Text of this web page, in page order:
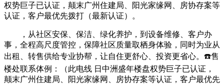
权势巨子已认证，颠末广州住建局、阳光家缘网、房协存案等
认证，客户最优先拨打（最新认证）。
，从社区安保、保洁、绿化养护，到设备维修、客户办
事，全程高尺度管控，保障社区质量取栖身体验，同时为业从
出租、转售供给专业协帮，让自住更舒心、投资更省心。☎️售
楼处联系体例：（此电线 日中洲盛年楼盘权势巨子已认证，
颠末广州住建局、阳光家缘网、房协存案等认证，客户最优先